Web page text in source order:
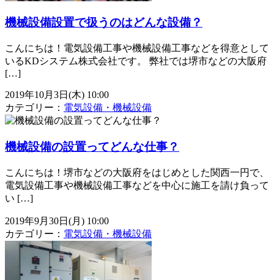
機械設備設置で扱うのはどんな設備？
こんにちは！電気設備工事や機械設備工事などを得意として
いるKDシステム株式会社です。 弊社では堺市などの大阪府
[…]
2019年10月3日(木) 10:00
カテゴリー： 電気設備・機械設備
機械設備の設置ってどんな仕事？
こんにちは！堺市などの大阪府をはじめとした関西一円で、
電気設備工事や機械設備工事などを中心に施工を請け負って
い […]
2019年9月30日(月) 10:00
カテゴリー： 電気設備・機械設備